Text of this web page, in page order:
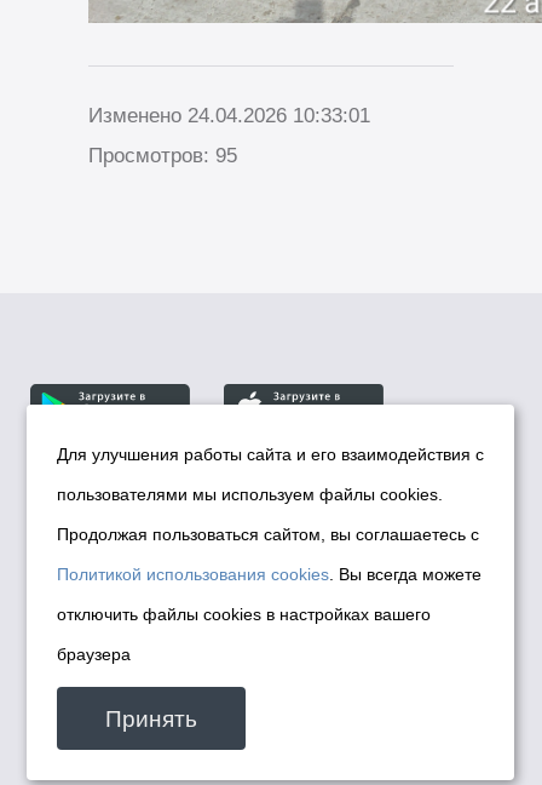
Изменено 24.04.2026 10:33:01
Просмотров: 95
© Департамент информационной политики мэрии
города Новосибирска, 2026
Политика использования Cookies
Политика по обработке персональных
данных в информационных системах
мэрии города Новосибирска
Техническая поддержка сайта -
malinchukvl@mail.ru
Для улучшения работы сайта и его взаимодействия с
пользователями мы используем файлы cookies.
Продолжая пользоваться сайтом, вы соглашаетесь с
Политикой использования cookies . Вы всегда можете
отключить файлы cookies в настройках вашего
браузера
Принять